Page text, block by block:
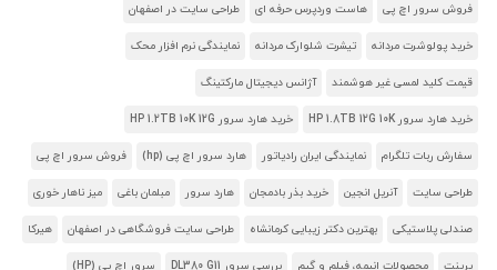
فروش سرور اچ پی هاست وردپرس حرفه ای طراحی سایت در اصفهان
خرید پولوشرت مردانه تیشرت شلوارک مردانه نمایندگی نرم افزار محک
قیمت کلید لمسی غیر هوشمند آژانس دیجیتال مارکتینگ
خرید هارد سرور HP 1.8TB 12G 10K خرید هارد سرور HP 1.2TB 10K 12G
سفارش ربات تلگرام نمایندگی ایران رادیاتور هارد سرور اچ پی (hp) فروش سرور اچ پی
طراحی سایت آنریل انجین خرید بذر بادمجان هارد سرور مبلمان باغی میز ناهار خوری
صندلی پلاستیکی بهترین دکتر زیبایی کرمانشاه طراحی سایت فروشگاهی در اصفهان هیرکا
پرینت محصولات انیمه، فیلم و گیم بررسی سرور DL380 G11 سرور اچ پی (HP)